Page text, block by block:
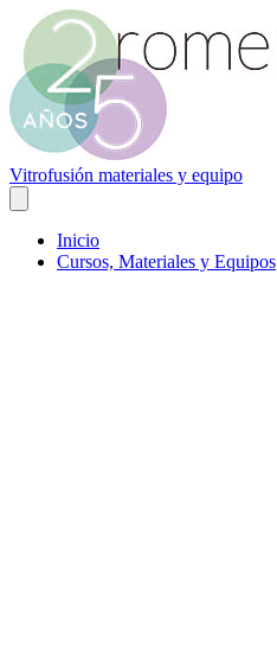
Vitrofusión materiales y equipo
Inicio
Cursos, Materiales y Equipos